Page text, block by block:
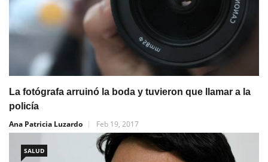
La fotógrafa arruinó la boda y tuvieron que llamar a la
policía
Ana Patricia Luzardo
Feb 19, 2017
SALUD